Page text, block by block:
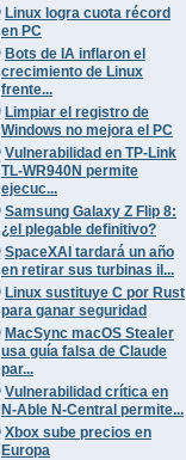
Linux logra cuota récord
en PC
Bots de IA inflaron el
crecimiento de Linux
frente...
Limpiar el registro de
Windows no mejora el PC
Vulnerabilidad en TP-Link
TL-WR940N permite
ejecuc...
Samsung Galaxy Z Flip 8:
¿el plegable definitivo?
SpaceXAI tardará un año
en retirar sus turbinas il...
Linux sustituye C por Rust
para ganar seguridad
MacSync macOS Stealer
usa guía falsa de Claude
par...
Vulnerabilidad crítica en
N-Able N-Central permite...
Xbox sube precios en
Europa